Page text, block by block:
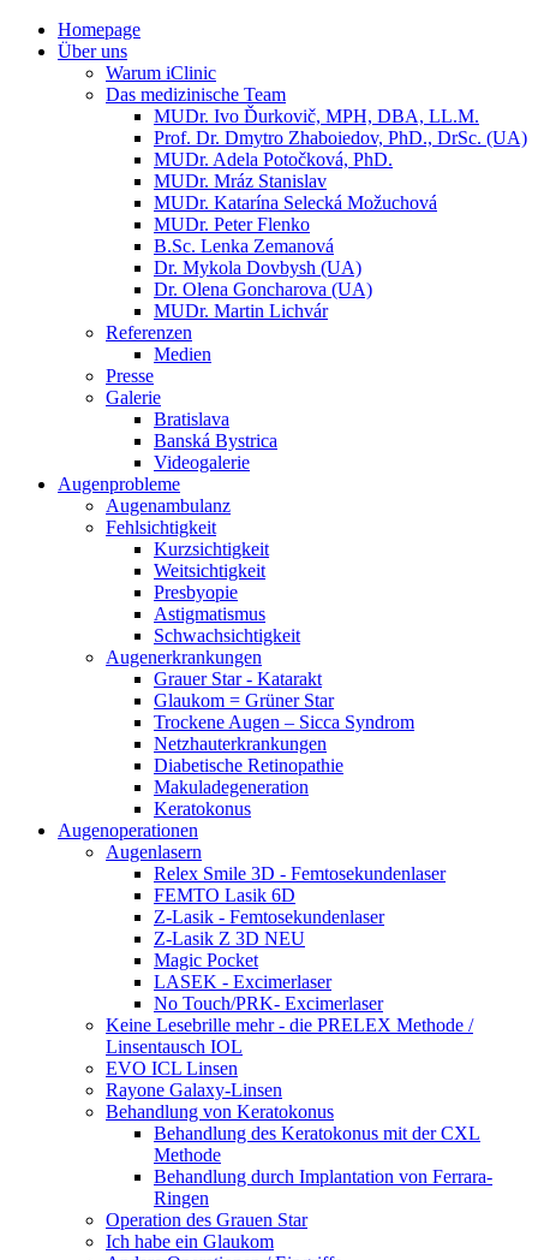
Homepage
Über uns
Warum iClinic
Das medizinische Team
MUDr. Ivo Ďurkovič, MPH, DBA, LL.M.
Prof. Dr. Dmytro Zhaboiedov, PhD., DrSc. (UA)
MUDr. Adela Potočková, PhD.
MUDr. Mráz Stanislav
MUDr. Katarína Selecká Možuchová
MUDr. Peter Flenko
B.Sc. Lenka Zemanová
Dr. Mykola Dovbysh (UA)
Dr. Olena Goncharova (UA)
MUDr. Martin Lichvár
Referenzen
Medien
Presse
Galerie
Bratislava
Banská Bystrica
Videogalerie
Augenprobleme
Augenambulanz
Fehlsichtigkeit
Kurzsichtigkeit
Weitsichtigkeit
Presbyopie
Astigmatismus
Schwachsichtigkeit
Augenerkrankungen
Grauer Star - Katarakt
Glaukom = Grüner Star
Trockene Augen – Sicca Syndrom
Netzhauterkrankungen
Diabetische Retinopathie
Makuladegeneration
Keratokonus
Augenoperationen
Augenlasern
Relex Smile 3D - Femtosekundenlaser
FEMTO Lasik 6D
Z-Lasik - Femtosekundenlaser
Z-Lasik Z 3D NEU
Magic Pocket
LASEK - Excimerlaser
No Touch/PRK- Excimerlaser
Keine Lesebrille mehr - die PRELEX Methode /
Linsentausch IOL
EVO ICL Linsen
Rayone Galaxy-Linsen
Behandlung von Keratokonus
Behandlung des Keratokonus mit der CXL
Methode
Behandlung durch Implantation von Ferrara-
Ringen
Operation des Grauen Star
Ich habe ein Glaukom